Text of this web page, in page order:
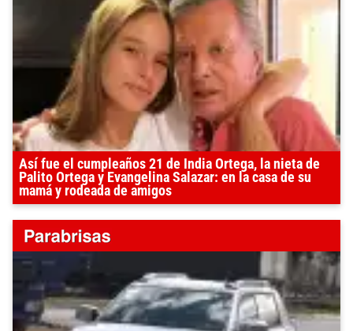
Así fue el cumpleaños 21 de India Ortega, la nieta de
Palito Ortega y Evangelina Salazar: en la casa de su
mamá y rodeada de amigos